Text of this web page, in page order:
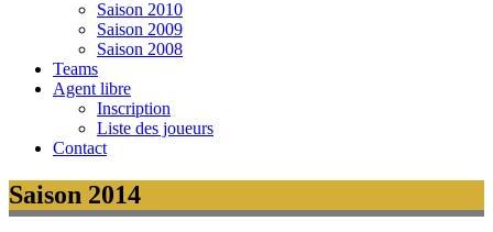
Saison 2010
Saison 2009
Saison 2008
Teams
Agent libre
Inscription
Liste des joueurs
Contact
Saison 2014